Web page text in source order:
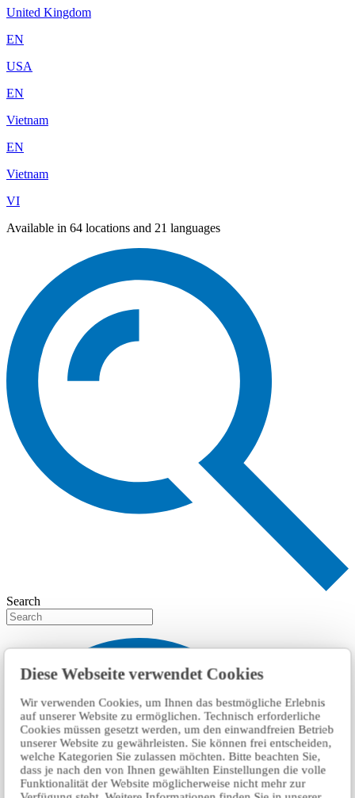
Diese Webseite verwendet Cookies
Wir verwenden Cookies, um Ihnen das bestmögliche Erlebnis
auf unserer Website zu ermöglichen. Technisch erforderliche
Cookies müssen gesetzt werden, um den einwandfreien Betrieb
unserer Website zu gewährleisten. Sie können frei entscheiden,
welche Kategorien Sie zulassen möchten. Bitte beachten Sie,
dass je nach den von Ihnen gewählten Einstellungen die volle
Funktionalität der Website möglicherweise nicht mehr zur
United Kingdom
EN
USA
EN
Vietnam
EN
Vietnam
VI
Available in 64 locations and 21 languages
Search